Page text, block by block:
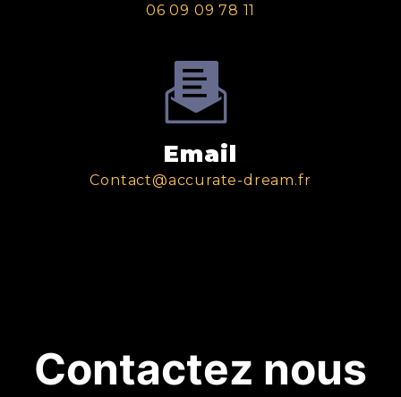
06 09 09 78 11
Email
contact@accurate-dream.fr
Contactez nous